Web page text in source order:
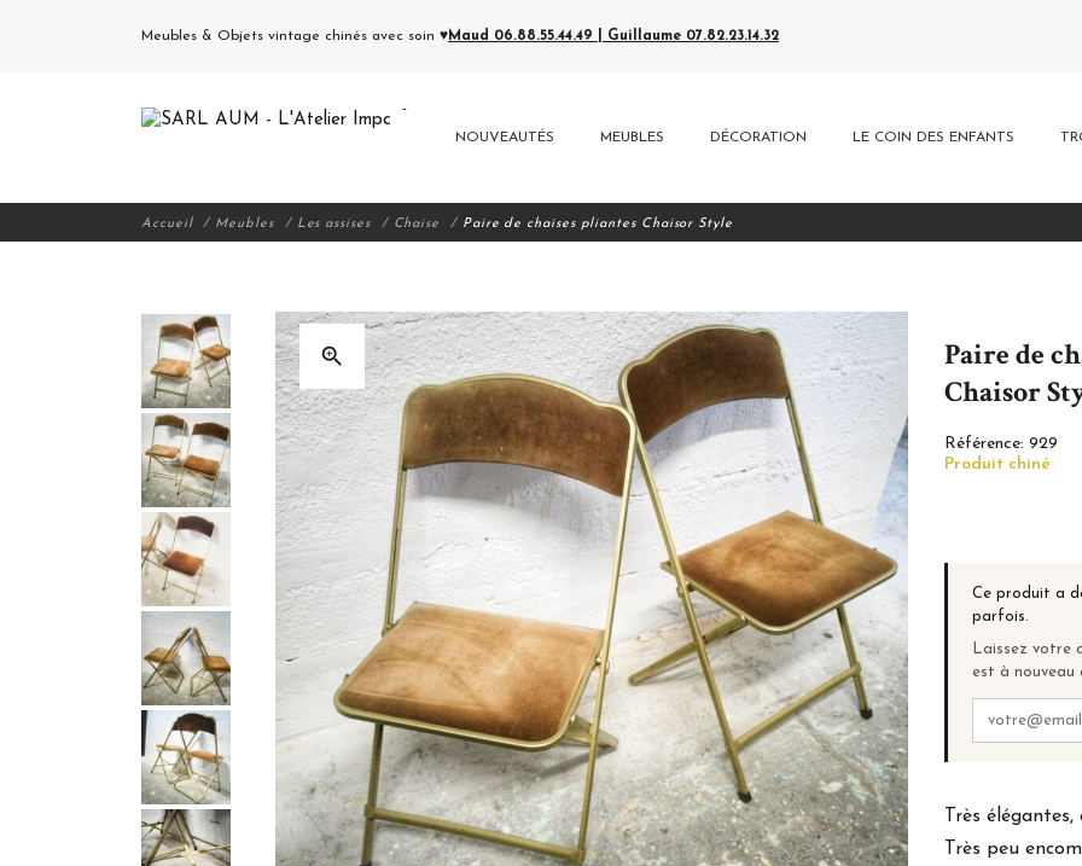
Meubles & Objets vintage chinés avec soin ♥Maud 06.88.55.44.49 | Guillaume 07.82.23.14.32
NOUVEAUTÉS MEUBLES DÉCORATION LE COIN DES ENFANTS
Accueil Meubles Les assises Chaise Paire de chaises pliantes Chaisor Style
zoom_in
Paire de
Chaisor
Référence: 929
Produit chiné
Ce produit a
parfois.
Laissez votre
est à nouveau
Très élégantes,
Très peu